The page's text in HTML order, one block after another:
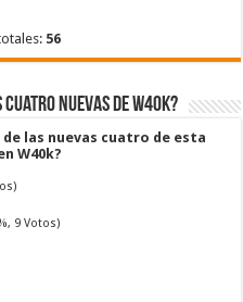
56
nuevas de W40k?
las nuevas cuatro de esta
W40k?
9 Votos)